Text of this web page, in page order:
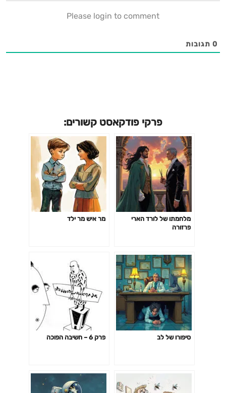
Please login to comment
0 תגובות
פרקי פודקאסט קשורים:
מלחמתו של לורד הארי
פרזורה
מר איש מר ילד
סיפורו של לב פרק 6 – חשיבה הפוכה